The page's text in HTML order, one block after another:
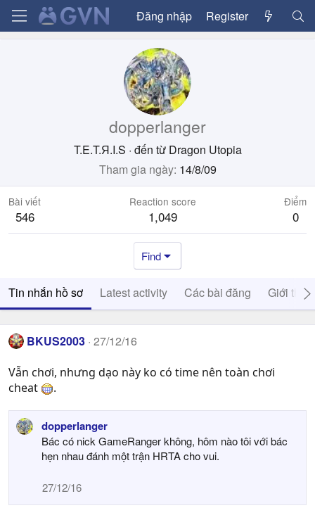
Đăng nhập Register
dopperlanger
T.E.T.Я.I.S · đến từ Dragon Utopia
Tham gia ngày 14/8/09
Bài viết
546
Reaction score
1,049
Điểm
0
Find
Tin nhắn hồ sơ Latest activity Các bài đăng Giới thiệu
BKUS2003 27/12/16
Vẫn chơi, nhưng dạo này ko có time nên toàn chơi
cheat
.
dopperlanger
Bác có nick GameRanger không, hôm nào tôi với bác
hẹn nhau đánh một trận HRTA cho vui.
27/12/16